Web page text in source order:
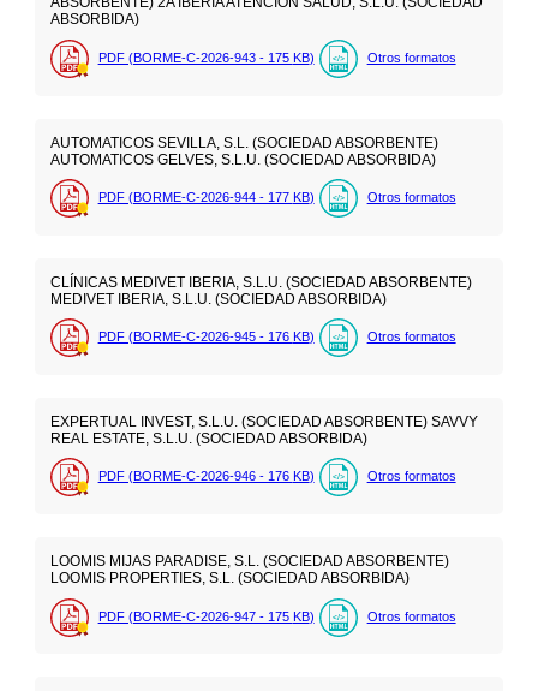
ABSORBIDA)
PDF (BORME-C-2026-943 - 175 KB) Otros formatos
AUTOMATICOS SEVILLA, S.L. (SOCIEDAD ABSORBENTE)
AUTOMATICOS GELVES, S.L.U. (SOCIEDAD ABSORBIDA)
PDF (BORME-C-2026-944 - 177 KB) Otros formatos
CLÍNICAS MEDIVET IBERIA, S.L.U. (SOCIEDAD ABSORBENTE)
MEDIVET IBERIA, S.L.U. (SOCIEDAD ABSORBIDA)
PDF (BORME-C-2026-945 - 176 KB) Otros formatos
EXPERTUAL INVEST, S.L.U. (SOCIEDAD ABSORBENTE) SAVVY
REAL ESTATE, S.L.U. (SOCIEDAD ABSORBIDA)
PDF (BORME-C-2026-946 - 176 KB) Otros formatos
LOOMIS MIJAS PARADISE, S.L. (SOCIEDAD ABSORBENTE)
LOOMIS PROPERTIES, S.L. (SOCIEDAD ABSORBIDA)
PDF (BORME-C-2026-947 - 175 KB) Otros formatos